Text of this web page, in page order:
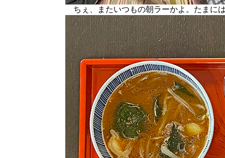
ちぇ、またいつもの朝ラーかよ。たまに